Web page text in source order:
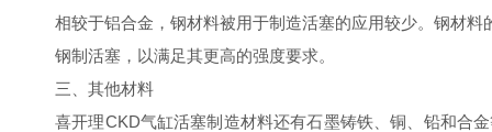
相较于铝合金，钢材料被用于制造活塞的应用较少。钢材
钢制活塞，以满足其更高的强度要求。
三、其他材料
喜开理CKD气缸活塞制造材料还有石墨铸铁、铜、铅和合